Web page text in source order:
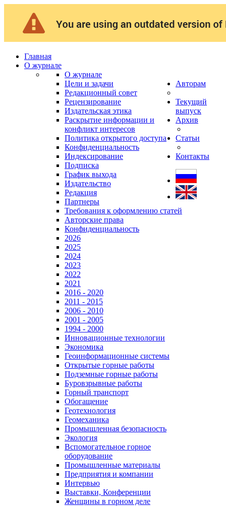
Главная
О журнале
О журнале
Цели и задачи
Редакционный совет
Рецензирование
Издательская этика
Раскрытие информации и
конфликт интересов
Политика открытого доступа
Конфиденциальность
Индексирование
Подписка
График выхода
Издательство
Редакция
Партнеры
Авторам
Требования к оформлению статей
Авторские права
Конфиденциальность
Текущий
выпуск
Архив
2026
2025
2024
2023
2022
2021
2016 - 2020
2011 - 2015
2006 - 2010
2001 - 2005
1994 - 2000
Статьи
Инновационные технологии
Экономика
Геоинформационные системы
Открытые горные работы
Подземные горные работы
Буровзрывные работы
Горный транспорт
Обогащение
Геотехнология
Геомеханика
Промышленная безопасность
Экология
Вспомогательное горное
оборудование
Промышленные материалы
Предприятия и компании
Интервью
Выставки, Конференции
Женщины в горном деле
Контакты